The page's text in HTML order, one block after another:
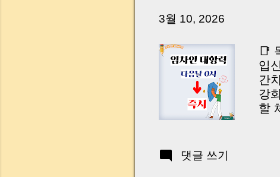
것
은
특
3월 10, 2026
📑
입
간
강
할
댓글 쓰기